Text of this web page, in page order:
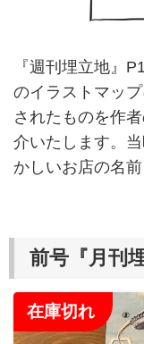
『週刊埋立地』
のイラストマッ
されたものを作
介いたします。
かしいお店の名
前号『月刊
在庫切れ